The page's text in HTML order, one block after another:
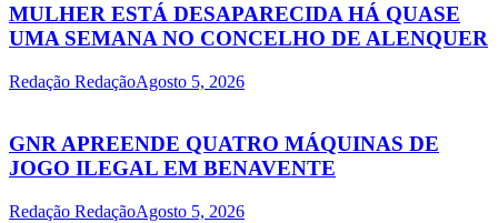
MULHER ESTÁ DESAPARECIDA HÁ QUASE
UMA SEMANA NO CONCELHO DE ALENQUER
Redação RedaçãoAgosto 5, 2026
GNR APREENDE QUATRO MÁQUINAS DE
JOGO ILEGAL EM BENAVENTE
Redação RedaçãoAgosto 5, 2026